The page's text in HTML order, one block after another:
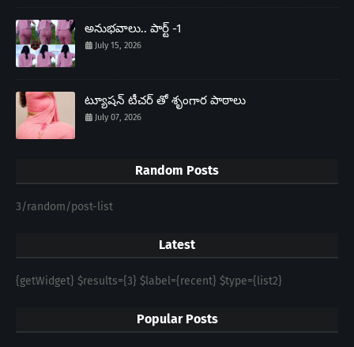
అనుభవాలు.. పార్ట్ -1
July 15, 2026
ట్యూషన్ టీచర్ తో శృంగార పాఠాలు
July 07, 2026
Random Posts
3/random/post-list
Latest
{getWidget} $results={3} $label={recent} $type={list2}
Popular Posts